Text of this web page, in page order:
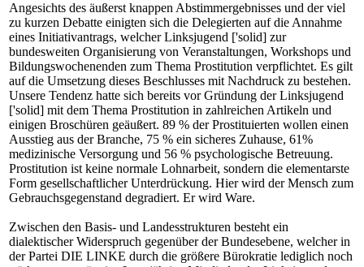
Angesichts des äußerst knappen Abstimmergebnisses und der viel
zu kurzen Debatte einigten sich die Delegierten auf die Annahme
eines Initiativantrags, welcher Linksjugend ['solid] zur
bundesweiten Organisierung von Veranstaltungen, Workshops und
Bildungswochenenden zum Thema Prostitution verpflichtet. Es gilt
auf die Umsetzung dieses Beschlusses mit Nachdruck zu bestehen.
Unsere Tendenz hatte sich bereits vor Gründung der Linksjugend
['solid] mit dem Thema Prostitution in zahlreichen Artikeln und
einigen Broschüren geäußert. 89 % der Prostituierten wollen einen
Ausstieg aus der Branche, 75 % ein sicheres Zuhause, 61%
medizinische Versorgung und 56 % psychologische Betreuung.
Prostitution ist keine normale Lohnarbeit, sondern die elementarste
Form gesellschaftlicher Unterdrückung. Hier wird der Mensch zum
Gebrauchsgegenstand degradiert. Er wird Ware.
Zwischen den Basis- und Landesstrukturen besteht ein
dialektischer Widerspruch gegenüber der Bundesebene, welcher in
der Partei DIE LINKE durch die größere Bürokratie lediglich noch